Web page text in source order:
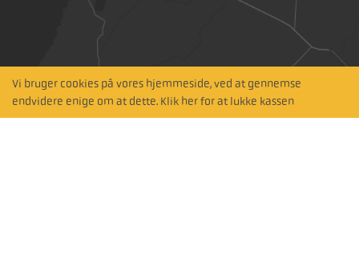
Hitta närmaste
återförsäljare
Vi bruger cookies på vores hjemmeside, ved at gennemse
endvidere enige om at dette. Klik her for at lukke kassen